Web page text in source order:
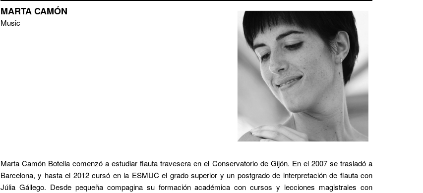
MARTA CAMÓN
Music
Marta Camón Botella comenzó a estudiar flauta travesera en el Conservatorio de Gijón. En el 2007 se trasladó a
Barcelona, y hasta el 2012 cursó en la ESMUC el grado superior y un postgrado de interpretación de flauta con
Júlia Gállego. Desde pequeña compagina su formación académica con cursos y lecciones magistrales con